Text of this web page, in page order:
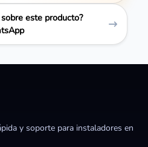
este producto?
y soporte para instaladores en